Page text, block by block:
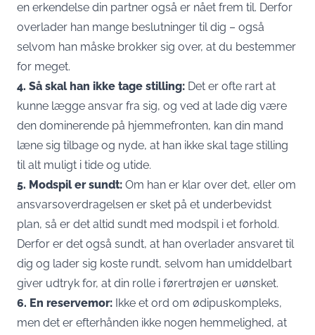
en erkendelse din partner også er nået frem til. Derfor
overlader han mange beslutninger til dig – også
selvom han måske brokker sig over, at du bestemmer
for meget.
4. Så skal han ikke tage stilling: Det er ofte rart at
kunne lægge ansvar fra sig, og ved at lade dig være
den dominerende på hjemmefronten, kan din mand
læne sig tilbage og nyde, at han ikke skal tage stilling
til alt muligt i tide og utide.
5. Modspil er sundt: Om han er klar over det, eller om
ansvarsoverdragelsen er sket på et underbevidst
plan, så er det altid sundt med modspil i et forhold.
Derfor er det også sundt, at han overlader ansvaret til
dig og lader sig koste rundt, selvom han umiddelbart
giver udtryk for, at din rolle i førertrøjen er uønsket.
6. En reservemor: Ikke et ord om ødipuskompleks,
men det er efterhånden ikke nogen hemmelighed, at